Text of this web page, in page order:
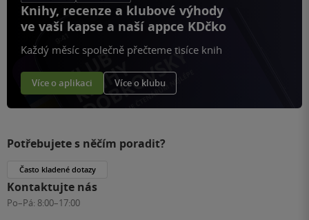
Knihy, recenze a klubové výhody
ve vaší kapse a naší appce KDčko
Každý měsíc společně přečteme tisíce knih
Více o aplikaci Více o klubu
Potřebujete s něčím poradit?
Často kladené dotazy
Kontaktujte nás
Po–Pá: 8:00–17:00